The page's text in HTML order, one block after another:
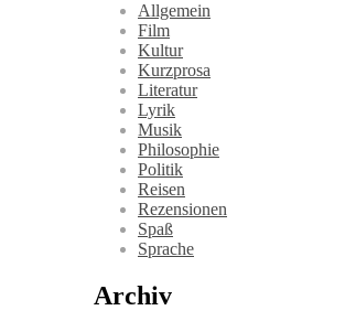
Allgemein
Film
Kultur
Kurzprosa
Literatur
Lyrik
Musik
Philosophie
Politik
Reisen
Rezensionen
Spaß
Sprache
Archiv